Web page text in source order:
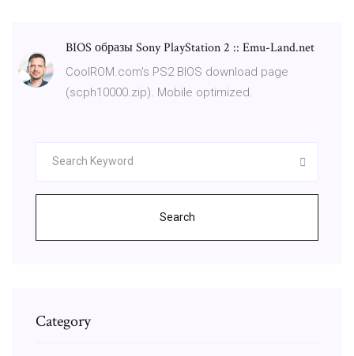
BIOS образы Sony PlayStation 2 :: Emu-Land.net
CoolROM.com's PS2 BIOS download page
(scph10000.zip). Mobile optimized.
Search
Category